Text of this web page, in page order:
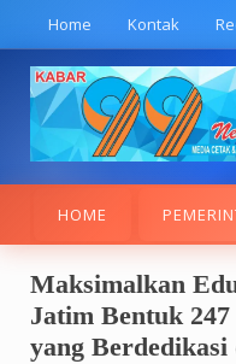
content
Home Kontak
HOME
Maksimalkan
Jatim Bentuk
yang